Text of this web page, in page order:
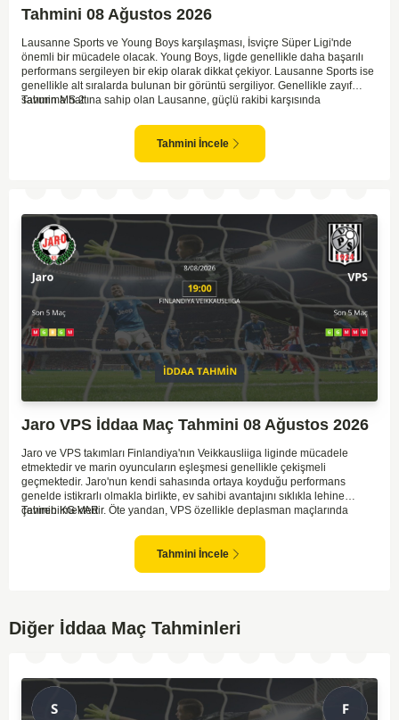
Tahmini 08 Ağustos 2026
Lausanne Sports ve Young Boys karşılaşması, İsviçre Süper Ligi'nde
önemli bir mücadele olacak. Young Boys, ligde genellikle daha başarılı
performans sergileyen bir ekip olarak dikkat çekiyor. Lausanne Sports ise
genellikle alt sıralarda bulunan bir görüntü sergiliyor. Genellikle zayıf
savunma hattına sahip olan Lausanne, güçlü rakibi karşısında
Maçın sonucunda Young Boys'un galip gelme olasılığı yüksek görünüyor.
Tahmin MS 2
Tahmini İncele
Jaro VPS İddaa Maç Tahmini 08 Ağustos 2026
Jaro ve VPS takımları Finlandiya'nın Veikkausliiga liginde mücadele
etmektedir ve marin oyuncuların eşleşmesi genellikle çekişmeli
geçmektedir. Jaro'nun kendi sahasında ortaya koyduğu performans
genelde istikrarlı olmakla birlikte, ev sahibi avantajını sıklıkla lehine
çevirebilmektedir. Öte yandan, VPS özellikle deplasman maçlarında
anlar yakalayabilmektedir. İki takım arasındaki tarihsel rekabet dikkate
alındığında, maçın dengede geçmesi olasıdır ve her iki tarafın da gol
şansı bulunmaktadır. Özellikle Jaro'nun savunma zaafları ve VPS'nin hızlı
Tahmin KG VAR
Tahmini İncele
Diğer İddaa Maç Tahminleri